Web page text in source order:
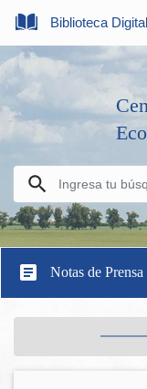
Biblioteca Digital
Notas de Prensa